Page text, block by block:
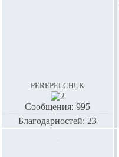
perepelchuk
Сообщения: 995
Благодарностей: 23